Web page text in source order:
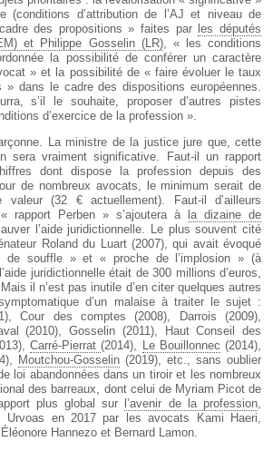
(conditions d’attribution de l’AJ et niveau de
des propositions » faites par les députés
et Philippe Gosselin (LR), « les conditions
la possibilité de conférer un caractère
» et la possibilité de « faire évoluer le taux
» dans le cadre des dispositions européennes.
s’il le souhaite, proposer d’autres pistes
d’exercice de la profession ».
La ministre de la justice jure que, cette
sera vraiment significative. Faut-il un rapport
dont dispose la profession depuis des
de nombreux avocats, le minimum serait de
(32 € actuellement). Faut-il d’ailleurs
rapport Perben » s’ajoutera à
la dizaine de
l’aide juridictionnelle. Le plus souvent cité
Roland du Luart (2007), qui avait évoqué
souffle » et « proche de l’implosion » (à
juridictionnelle était de 300 millions d’euros,
il n’est pas inutile d’en citer quelques autres
d’un malaise à traiter le sujet :
Cour des comptes (2008), Darrois (2009),
(2010), Gosselin (2011), Haut Conseil des
Carré-Pierrat(2014), Le Bouillonnec (2014),
Moutchou-Gosselin (2019), etc., sans oublier
loi abandonnées dans un tiroir et les nombreux
des barreaux, dont celui de Myriam Picot de
plus global sur
l’avenir de la profession,
Urvoas en 2017 par les avocats Kami Haeri,
Hannezo et Bernard Lamon.